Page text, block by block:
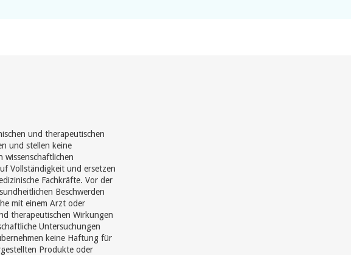
und therapeutischen
und stellen keine
wissenschaftlichen
Vollständigkeit und ersetzen
Fachkräfte. Vor der
Beschwerden
mit einem Arzt oder
therapeutischen Wirkungen
Untersuchungen
keine Haftung für
Produkte oder